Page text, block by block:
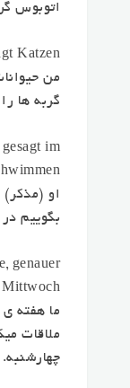
اتوبوس
Katzen
من
گربه ها را
im
او
بگوییمدر
genauer
ما هفته ی
ملاقات
چهارشنبه.